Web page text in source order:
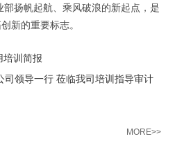
扬帆起航、乘风破浪的新起点，是
新的重要标志。
培训简报
司领导一行 莅临我司培训指导审计
MORE>>